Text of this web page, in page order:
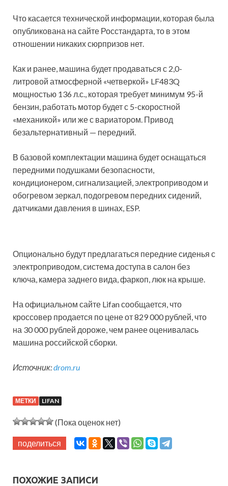
Что касается технической информации, которая была
опубликована на сайте Росстандарта, то в этом
отношении никаких сюрпризов нет.
Как и ранее, машина будет продаваться с 2,0-
литровой атмосферной «четверкой» LF483Q
мощностью 136 л.с., которая требует минимум 95-й
бензин, работать мотор будет с 5-скоростной
«механикой» или же с вариатором. Привод
безальтернативный — передний.
В базовой комплектации машина будет оснащаться
передними подушками безопасности,
кондиционером, сигнализацией, электроприводом и
обогревом зеркал, подогревом передних сидений,
датчиками давления в шинах, ESP.
Опционально будут предлагаться передние сиденья с
электроприводом, система доступа в салон без
ключа, камера заднего вида, фаркоп, люк на крыше.
На официальном сайте Lifan сообщается, что
кроссовер продается по цене от 829 000 рублей, что
на 30 000 рублей дороже, чем ранее оценивалась
машина российской сборки.
Источник:drom.ru
МЕТКИ LIFAN
(Пока оценок нет)
поделиться
ПОХОЖИЕ ЗАПИСИ